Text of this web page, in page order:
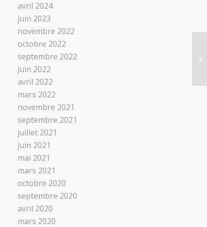
avril 2024
juin 2023
novembre 2022
octobre 2022
septembre 2022
juin 2022
avril 2022
mars 2022
novembre 2021
septembre 2021
juillet 2021
juin 2021
mai 2021
mars 2021
octobre 2020
septembre 2020
avril 2020
mars 2020